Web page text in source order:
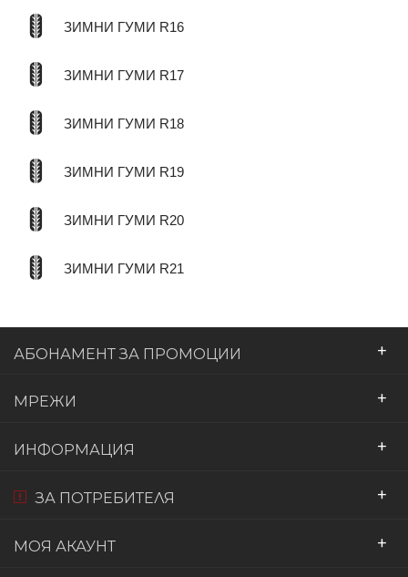
ЗИМНИ ГУМИ R16
ЗИМНИ ГУМИ R17
ЗИМНИ ГУМИ R18
ЗИМНИ ГУМИ R19
ЗИМНИ ГУМИ R20
ЗИМНИ ГУМИ R21
АБОНАМЕНТ ЗА ПРОМОЦИИ +
МРЕЖИ +
ИНФОРМАЦИЯ +
ЗА ПОТРЕБИТЕЛЯ +
МОЯ АКАУНТ +